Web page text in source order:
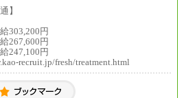
リッシング ※2027年新卒募集終了
241,000円
円以上
円以上
円以上
～37万円
～48万円
】
303,200円
267,600円
247,100円
recruit.jp/fresh/treatment.html